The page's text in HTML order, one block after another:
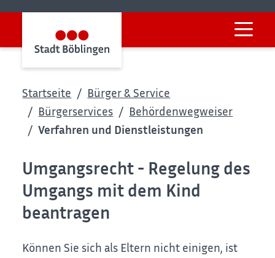
Startseite
Bürger & Service
Bürgerservices
Behördenwegweiser
Verfahren und Dienstleistungen
Umgangsrecht - Regelung des
Umgangs mit dem Kind
beantragen
Können Sie sich als Eltern nicht einigen, ist